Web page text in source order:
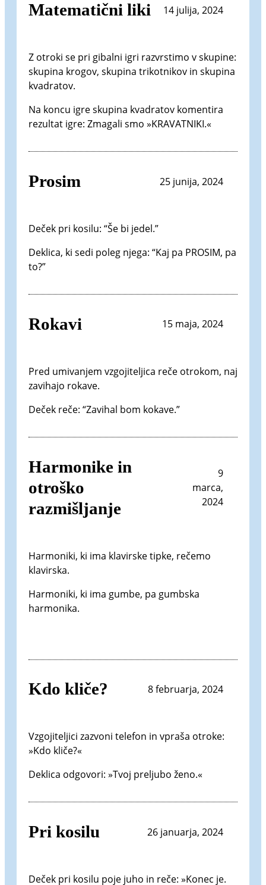
Matematični liki 14 julija, 2024
Z otroki se pri gibalni igri razvrstimo v skupine:
skupina krogov, skupina trikotnikov in skupina
kvadratov.
Na koncu igre skupina kvadratov komentira
rezultat igre: Zmagali smo »KRAVATNIKI.«
Prosim 25 junija, 2024
Deček pri kosilu: “Še bi jedel.”
Deklica, ki sedi poleg njega: “Kaj pa PROSIM, pa
to?”
Rokavi 15 maja, 2024
Pred umivanjem vzgojiteljica reče otrokom, naj
zavihajo rokave.
Deček reče: “Zavihal bom kokave.”
Harmonike in
otroško
razmišljanje
9
marca,
2024
Harmoniki, ki ima klavirske tipke, rečemo
klavirska.
Harmoniki, ki ima gumbe, pa gumbska
harmonika.
Kdo kliče? 8 februarja, 2024
Vzgojiteljici zazvoni telefon in vpraša otroke:
»Kdo kliče?«
Deklica odgovori: »Tvoj preljubo ženo.«
Pri kosilu 26 januarja, 2024
Deček pri kosilu poje juho in reče: »Konec je.